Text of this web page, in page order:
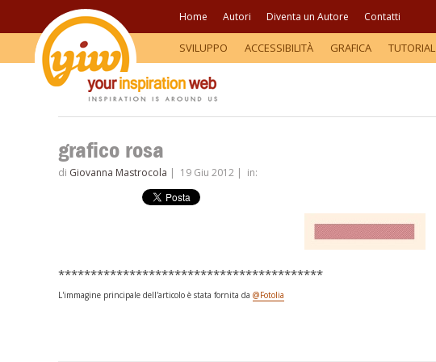
Home Autori Diventa un Autore Contatti
SVILUPPO ACCESSIBILITÀ GRAFICA TUTORIAL
grafico rosa
di Giovanna Mastrocola | 19 Giu 2012 | in:
*****************************************
L'immagine principale dell'articolo è stata fornita da @Fotolia